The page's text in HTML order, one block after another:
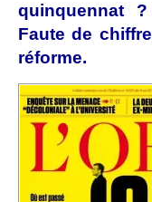
quinquennat
Faute de
réforme.